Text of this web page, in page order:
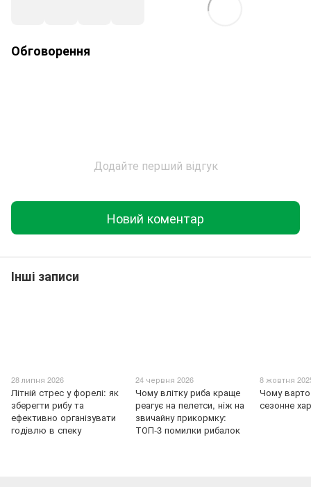
Обговорення
Додайте перший відгук
Новий коментар
Інші записи
28 липня 2026
Літній стрес у форелі: як
зберегти рибу та
ефективно організувати
годівлю в спеку
24 червня 2026
Чому влітку риба краще
реагує на пелетси, ніж на
звичайну прикормку:
ТОП-3 помилки рибалок
8 жовтня
Чому
сезонне